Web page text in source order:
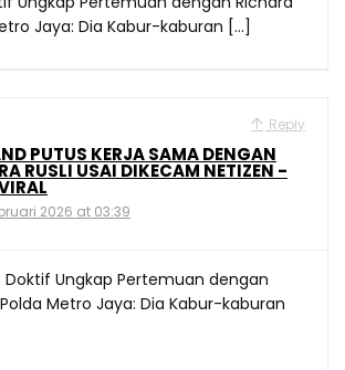
Jaya: Dia Kabur-kaburan […]
Reply
PUTUS KERJA SAMA DENGAN
RUSLI USAI DIKECAM NETIZEN -
2026 at 03:39
Doktif Ungkap Pertemuan dengan
Metro Jaya: Dia Kabur-kaburan